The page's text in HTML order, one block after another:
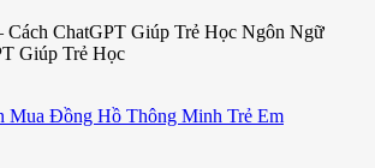
Cách ChatGPT Giúp Trẻ Học Ngôn Ngữ
Giúp Trẻ Học